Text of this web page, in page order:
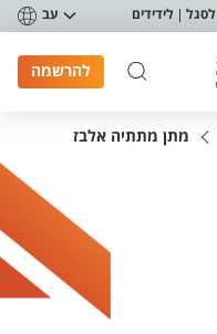
לסגל לידידים עב
להרשמה
מתן מתתיה אלבז